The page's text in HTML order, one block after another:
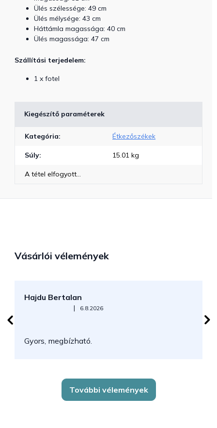
Ülés szélessége: 49 cm
Ülés mélysége: 43 cm
Háttámla magassága: 40 cm
Ülés magassága: 47 cm
Szállítási terjedelem:
1 x fotel
Kiegészítő paraméterek
Kategória: Étkezőszékek
Súly: 15.01 kg
A tétel elfogyott…
Vásárlói vélemények
Hajdu Bertalan
Az áruház értékelése 5-ből 5 csillag.
| 6.8.2026
Gyors, megbízható.
További vélemények